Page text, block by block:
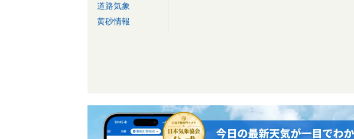
道路気象
黄砂情報